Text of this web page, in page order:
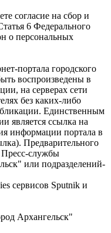
согласие на сбор и
6 Федерального
о персональных
портала городского
воспроизведены в
на серверах сети
без каких-либо
Единственным
является ссылка на
информации портала в
Предварительного
Пресс-службы
или подразделений-
сервисов Sputnik и
Архангельск"